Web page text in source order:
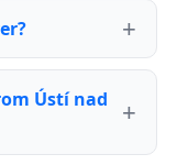
Ústí nad